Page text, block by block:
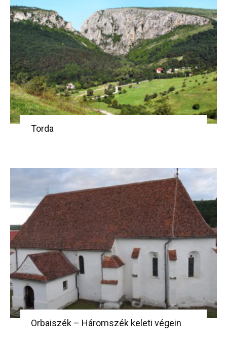
Torda
Orbaiszék – Háromszék keleti végein